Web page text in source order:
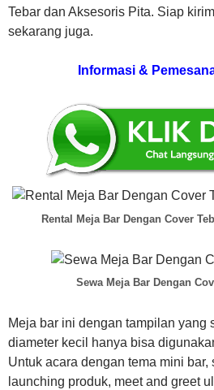
Tebar dan Aksesoris Pita. Siap
sekarang juga.
Informasi &
Rental Meja Bar Dengan Cover
Sewa Meja Bar Dengan
Meja bar ini dengan tampilan yang
diameter kecil hanya bisa
Untuk acara dengan tema mini bar,
launching produk, meet and greet